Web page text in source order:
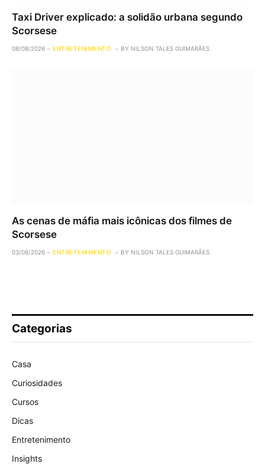
Taxi Driver explicado: a solidão urbana segundo
Scorsese
08/08/2026 ENTRETENIMENTO BY NILSON TALES GUIMARÃES
As cenas de máfia mais icônicas dos filmes de
Scorsese
03/08/2026 ENTRETENIMENTO BY NILSON TALES GUIMARÃES
Categorias
Casa
Curiosidades
Cursos
Dicas
Entretenimento
Insights